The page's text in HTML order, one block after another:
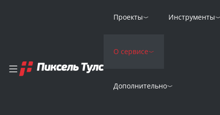
Проекты Инструменты
О сервисе
Дополнительно
Google Chrome планирует обозначать медленные / быстрые
12 Ноября 2019